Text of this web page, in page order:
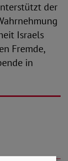
der
Israels
Fremde,
in